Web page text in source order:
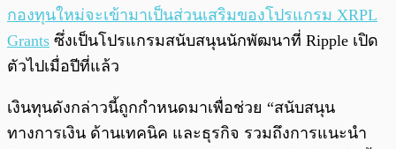
กองทุนใหม่จะเข้ามาเป็นส่วนเสริมของโปรแกรม XRPL
Grants ซึ่งเป็นโปรแกรมสนับสนุนนักพัฒนาที่ Ripple เปิด
ตัวไปเมื่อปีที่แล้ว
เงินทุนดังกล่าวนี้ถูกกำหนดมาเพื่อช่วย “สนับสนุน
ทางการเงิน ด้านเทคนิค และธุรกิจ รวมถึงการแนะนำ